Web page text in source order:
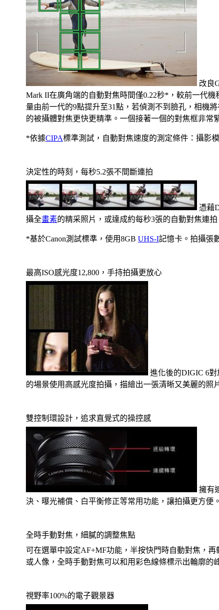
改良
Mark II在廣角端的自動對焦時間僅0.22秒*，較前一代
量由前一代的9點提升至31點，若偵測不到臉孔，相機
的被攝體對焦更快更精準。一個接著一個的對焦框非
*依據CIPA標準測試，自動對焦速度的測定條件：攝影
決定性的時刻，每秒5.2張不間斷連拍
憑藉
攝全畫素的精采照片，或達成約每秒3張的自動對焦連
*基於Canon測試標準，使用8GB UHS-I記憶卡。拍攝張
最高ISO感光度12,800，手持拍攝更放心
進化後的DIGIC 6
的場景使用高感光度拍攝，描繪出一張清晰又美麗的照
雙控制環設計，追求直覺式的操控感
擁有
決、曝光補償、白平衡修正等常用功能，讓拍攝更方便
全時手動對焦，細膩的調整焦點
可在選單中設定AF+MF功能，半按快門時自動對焦，
或人像，全時手動對焦可以和用彩色線條標示出輪廓的
視野率100%的電子觀景器